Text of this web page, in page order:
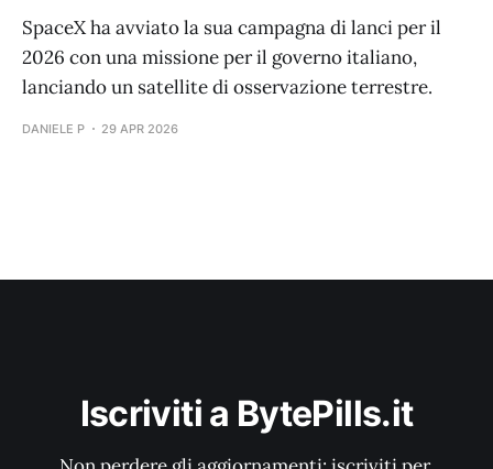
SpaceX ha avviato la sua campagna di lanci per il
2026 con una missione per il governo italiano,
lanciando un satellite di osservazione terrestre.
DANIELE P 29 APR 2026
Iscriviti a BytePills.it